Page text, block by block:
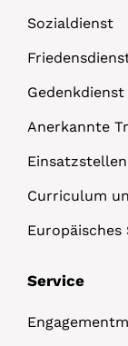
Sozialdienst
Gedenkdienst
Anerkannte
Einsatzstellen
Curriculum
Service